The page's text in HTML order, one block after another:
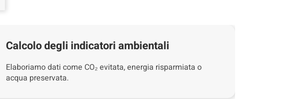
Calcolo degli indicatori ambientali
Elaboriamo dati come CO₂ evitata, energia risparmiata o
acqua preservata.